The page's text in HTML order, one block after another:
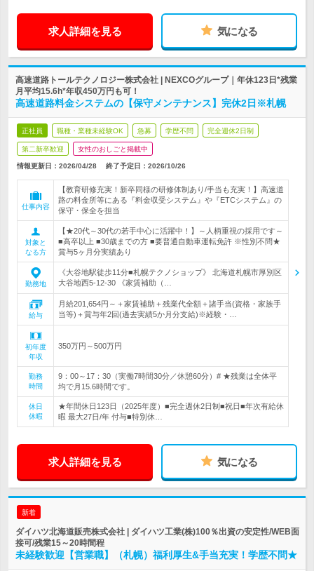
求人詳細を見る 気になる
高速道路トールテクノロジー株式会社 | NEXCOグループ｜年休123日*残業
月平均15.6h*年収450万円も可！
高速道路料金システムの【保守メンテナンス】完休2日※札幌
正社員 職種・業種未経験OK 急募 学歴不問 完全週休2日制
第二新卒歓迎 女性のおしごと掲載中
情報更新日：2026/04/28 終了予定日： 2026/10/26
仕事内容
【教育研修充実！新卒同様の研修体制あり/手当も充実！】高速道
路の料金所等にある『料金収受システム』や『ETCシステム』の
保守・保全を担当
対象と
なる方
【★20代～30代の若手中心に活躍中！】～人柄重視の採用です～
■高卒以上 ■30歳までの方 ■要普通自動車運転免許 ※性別不問★
賞与5ヶ月分実績あり
勤務地
《大谷地駅徒歩11分■札幌テクノショップ》 北海道札幌市厚別区
大谷地西5-12-30 《家賃補助（…
給与
月給201,654円～＋家賃補助＋残業代全額＋諸手当(資格・家族手
当等)＋賞与年2回(過去実績5か月分支給)※経験・…
初年度
年収
350万円～500万円
勤務
時間
9：00～17：30（実働7時間30分／休憩60分）# ★残業は全体平
均で月15.6時間です。
休日
休暇
★年間休日123日（2025年度）■完全週休2日制■祝日■年次有給休
暇 最大27日/年 付与■特別休…
求人詳細を見る 気になる
新着
ダイハツ北海道販売株式会社 | ダイハツ工業(株)100％出資の安定性/WEB面
接可/残業15～20時間程
未経験歓迎【営業職】（札幌）福利厚生&手当充実！学歴不問★